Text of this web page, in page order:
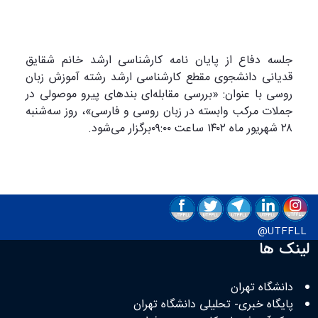
جلسه دفاع از پایان نامه کارشناسی ارشد خانم شقایق
قدیانی دانشجوی مقطع کارشناسی ارشد رشته آموزش زبان
روسی با عنوان: «بررسی مقابله‌ای بندهای پیرو موصولی در
جملات مرکب وابسته در زبان روسی و فارسی»، روز سه‌شنبه
۲۸ شهریور ماه ۱۴۰۲ ساعت ۰۹:۰۰برگزار می‌شود
.
UTFFLL@
لینک ها
دانشگاه تهران
پایگاه خبری- تحلیلی دانشگاه تهران